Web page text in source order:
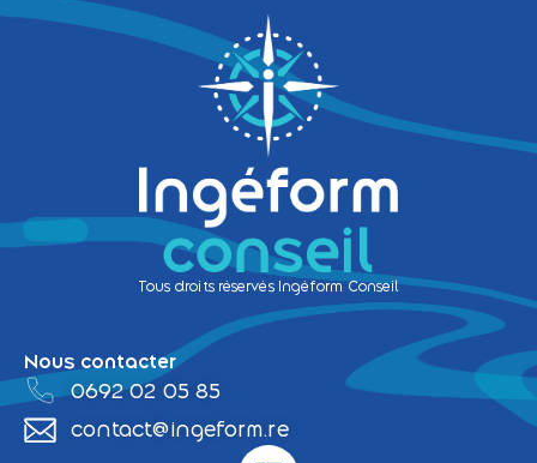
Tous droits réservés Ingéform Conseil
Nous contacter
0692 02 05 85
contact@ingeform.re